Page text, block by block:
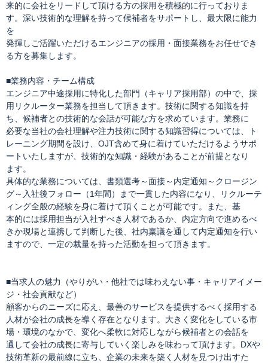
来的に会社をリードして頂ける方の採用を積極的に行っておりま
す。深い技術的な理解を持って候補者をサポートし、最大限に能力
を
発揮しご活躍いただけるエンジニアの採用・面接業務をお任せでき
る方を募集します。
■業務内容・チーム構成
エンジニア中途採用に特化した部門（キャリア採用部）の中で、採
用リクルーター業務を担当して頂きます。技術に関する知識を持
ち、候補者との技術的な会話が可能な方を求めています。業務に
必要な当社の会社理解や注力技術に関する知識習得については、ト
レーニング期間を設け、OJT含めて身に着けていただけるようサポ
ートいたしますが、技術的な知識・経験があることが前提となり
ます。
具体的な業務については、書類選考～面接～内定通知～クロージン
グ～入社後フォロー（1年間）まで一貫した内容になり、リクルーテ
ィング全般の経験を身に着けて頂くことが可能です。また、基
本的には採用担当が入社すべき人材であるか、内定方向で進めるべ
きか現場と連携して判断した後、社内稟議を通して内定通知を行い
ますので、一定の裁量を持った活動を担って頂きます。
■当求人の魅力（やりがい・他社では味わえない事・キャリアイメー
ジ・社会貢献など）
顧客からのニーズに応え、最善のサービスを提供するべく採用する
人材が会社の成⾧を導く存在となります。大きく変化をしている市
場・環境のなかで、変化へ柔軟に対応しながら候補者との会話を
通して会社の成⾧に寄与していく楽しみを味わって頂けます。DXや
技術革新の最前線に立ち、企業の未来を築く人材を見つけ出すた